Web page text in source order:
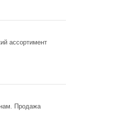
ассортимент
Продажа